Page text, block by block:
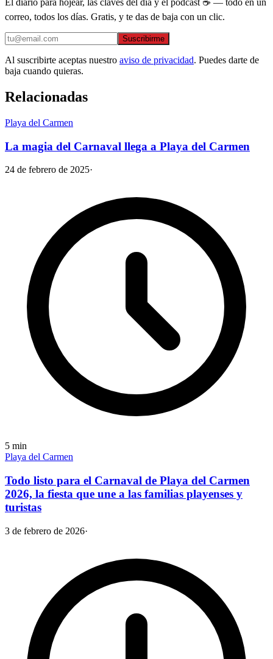
El diario para hojear, las claves del día y el podcast ☕ — todo en un
correo, todos los días. Gratis, y te das de baja con un clic.
Suscribirme
Al suscribirte aceptas nuestro aviso de privacidad. Puedes darte de
baja cuando quieras.
Relacionadas
Playa del Carmen
La magia del Carnaval llega a Playa del Carmen
24 de febrero de 2025·
5 min
Playa del Carmen
Todo listo para el Carnaval de Playa del Carmen
2026, la fiesta que une a las familias playenses y
turistas
3 de febrero de 2026·